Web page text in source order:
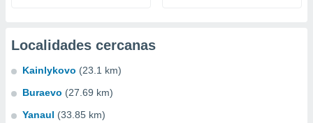
Localidades cercanas
Kainlykovo (23.1 km)
Buraevo (27.69 km)
Yanaul (33.85 km)